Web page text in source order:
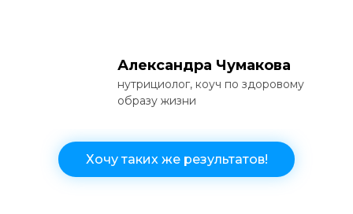
Александра Чумакова
нутрициолог, коуч по здоровому
образу жизни
Хочу таких же результатов!